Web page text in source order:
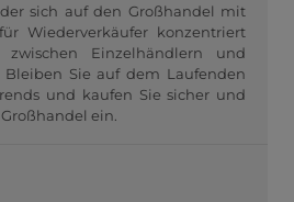
sich auf den Großhandel mit
Wiederverkäufer konzentriert
Einzelhändlern und
Sie auf dem Laufenden
und kaufen Sie sicher und
ein.